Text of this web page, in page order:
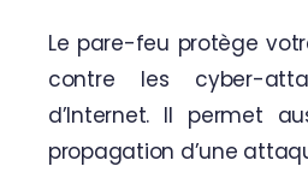
Le pare-feu protège
contre les cyber-
d’Internet. Il permet
propagation d’une